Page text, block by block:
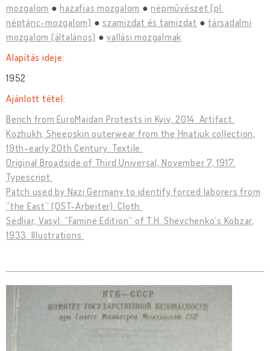
mozgalom
hazafias mozgalom
népművészet (pl.
néptánc-mozgalom)
szamizdat és tamizdat
társadalmi
mozgalom (általános)
vallási mozgalmak
Alapítás ideje:
1952
Ajánlott tétel:
Bench from EuroMaidan Protests in Kyiv, 2014. Artifact.
Kozhukh, Sheepskin outerwear from the Hnatiuk collection,
19th-early 20th Century. Textile.
Original Broadside of Third Universal, November 7, 1917.
Typescript.
Patch used by Nazi Germany to identify forced laborers from
“the East” (OST-Arbeiter). Cloth.
Sedliar, Vasyl. “Famine Edition” of T.H. Shevchenko’s Kobzar,
1933. Illustrations.